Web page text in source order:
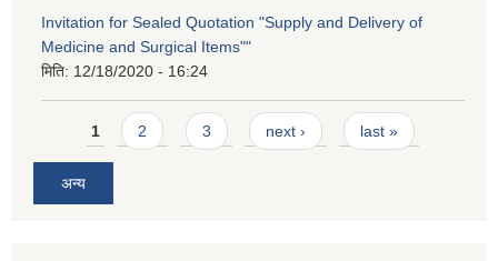
Invitation for Sealed Quotation "Supply and Delivery of
Medicine and Surgical Items""
मिति: 12/18/2020 - 16:24
Pages
1 2 3 next › last »
अन्य